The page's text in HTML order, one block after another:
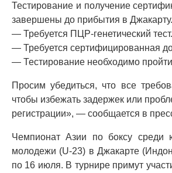
Тестирование и получение
завершены до прибытия в Джакарту.
— Требуется ПЦР-генетический тест.
— Требуется сертифицированная
— Тестирование необходимо
Просим убедиться, что все
чтобы избежать задержек или
регистрации», — сообщается в
Чемпионат Азии по боксу среди
молодежи (U-23) в Джакарте
по 16 июля. В турнире примут